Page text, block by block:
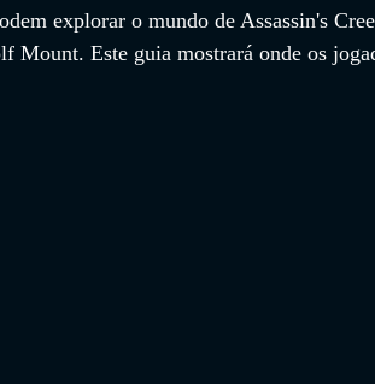
explorar o mundo de Assassin's
Mount. Este guia mostrará onde os